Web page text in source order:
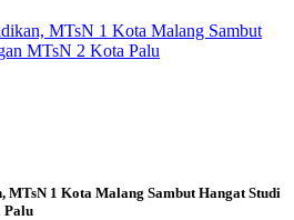
1 Kota Malang Sambut Hangat Studi
Palu